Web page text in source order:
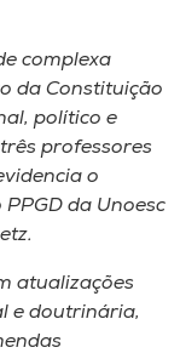
complexa
da Constituição
político e
professores
o
da Unoesc
atualizações
e doutrinária,